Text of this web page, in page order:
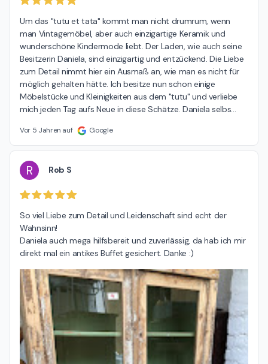
Um das "tutu et tata" kommt man nicht drumrum, wenn
man Vintagemöbel, aber auch einzigartige Keramik und
wunderschöne Kindermode liebt. Der Laden, wie auch seine
Besitzerin Daniela, sind einzigartig und entzückend. Die Liebe
zum Detail nimmt hier ein Ausmaß an, wie man es nicht für
möglich gehalten hätte. Ich besitze nun schon einige
Möbelstücke und Kleinigkeiten aus dem "tutu" und verliebe
mich jeden Tag aufs Neue in diese Schätze. Daniela selbs…
Vor 5 Jahren auf Google
R Rob S
So viel Liebe zum Detail und Leidenschaft sind echt der
Wahnsinn!
Daniela auch mega hilfsbereit und zuverlässig, da hab ich mir
direkt mal ein antikes Buffet gesichert. Danke :)